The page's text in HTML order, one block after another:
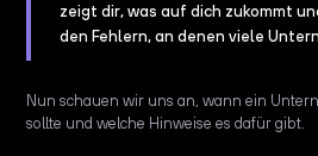
zeigt dir, was auf dich zukommt
den Fehlern, an denen viele
Nun schauen wir uns an, wann ein
sollte und welche Hinweise es dafür gibt.